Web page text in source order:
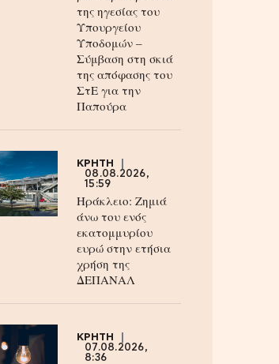
της ηγεσίας του
Υπουργείου
Υποδομών –
Σύμβαση στη σκιά
της απόφασης του
ΣτΕ για την
Παπούρα
ΚΡΗΤΗ
08.08.2026,
15:59
Ηράκλειο: Ζημιά
άνω του ενός
εκατομμυρίου
ευρώ στην ετήσια
χρήση της
ΔΕΠΑΝΑΛ
ΚΡΗΤΗ
07.08.2026,
8:36